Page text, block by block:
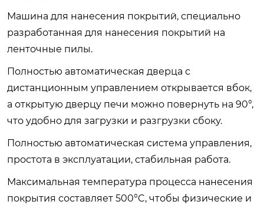
Машина для нанесения покрытий, специально
разработанная для нанесения покрытий на
ленточные пилы.
Полностью автоматическая дверца с
дистанционным управлением открывается вбок,
а открытую дверцу печи можно повернуть на 90°,
что удобно для загрузки и разгрузки сбоку.
Полностью автоматическая система управления,
простота в эксплуатации, стабильная работа.
Максимальная температура процесса нанесения
покрытия составляет 500°C, чтобы физические и